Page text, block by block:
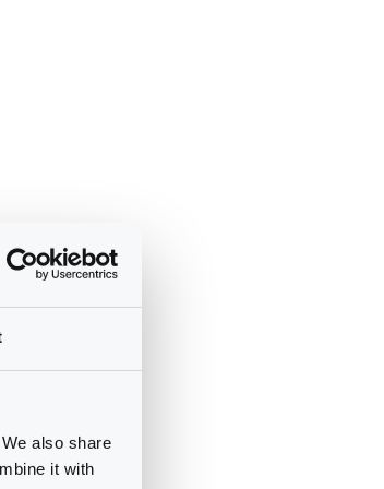
also share
it with